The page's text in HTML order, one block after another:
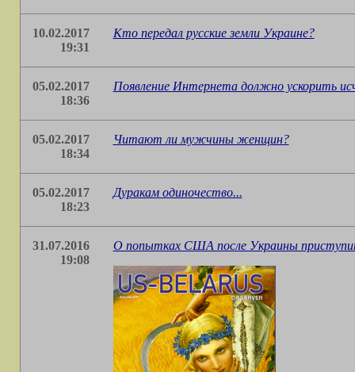
10.02.2017
19:31
Кто передал русские земли Украине?
05.02.2017
18:36
Появление Интернета должно ускорить
05.02.2017
18:34
Читают ли мужчины женщин?
05.02.2017
18:23
Дуракам одиночество...
31.07.2016
19:08
О попытках США после Украины